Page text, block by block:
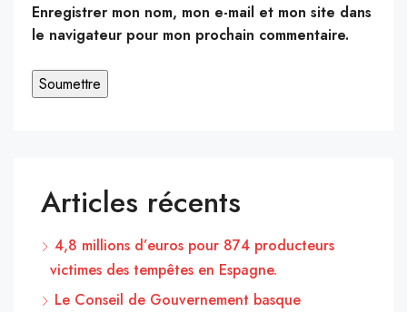
Enregistrer mon nom, mon e-mail et mon site dans
le navigateur pour mon prochain commentaire.
Articles récents
4,8 millions d’euros pour 874 producteurs
victimes des tempêtes en Espagne.
Le Conseil de Gouvernement basque